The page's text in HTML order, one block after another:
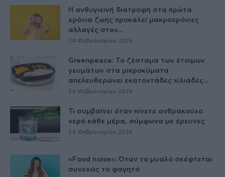
Η ανθυγιεινή διατροφή στα πρώτα
χρόνια ζωής προκαλεί μακροχρόνιες
αλλαγές στον...
24 Φεβρουαρίου 2026
Greenpeace: Το ζέσταμα των έτοιμων
γευμάτων στα μικροκύματα
απελευθερώνει εκατοντάδες χιλιάδες...
24 Φεβρουαρίου 2026
Τι συμβαίνει όταν πίνετε ανθρακούχο
νερό κάθε μέρα, σύμφωνα με έρευνες
24 Φεβρουαρίου 2026
«Food noise»: Όταν το μυαλό σκέφτεται
συνεχώς το φαγητό